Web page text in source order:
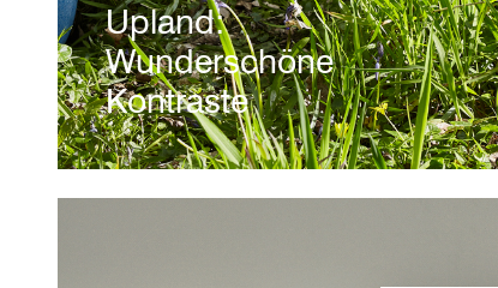
Upland:
Wunderschöne
Kontraste
Upland ist ein Bezugsstoff mit
wunderbar weichem Griff. Er wird